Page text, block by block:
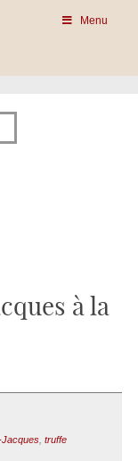
Menu
à la
Jacques, truffe